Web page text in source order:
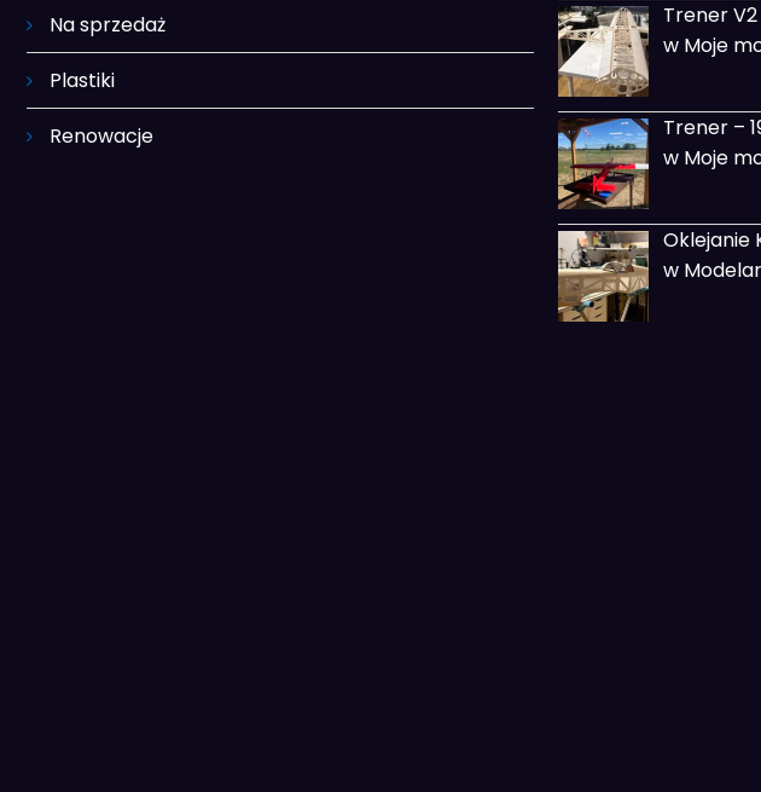
Na sprzedaż
Plastiki
Renowacje
Trener
w Moje
Trener –
w Moje
Oklejanie
w